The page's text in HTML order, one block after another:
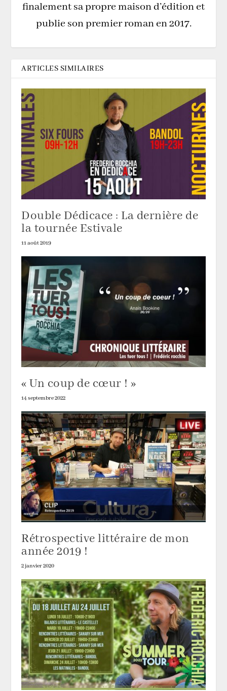
finalement sa propre maison d’édition et
publie son premier roman en 2017.
ARTICLES SIMILAIRES
Double Dédicace : La dernière de
la tournée Estivale
11 août 2019
« Un coup de cœur ! »
14 septembre 2022
Rétrospective littéraire de mon
année 2019 !
2 janvier 2020